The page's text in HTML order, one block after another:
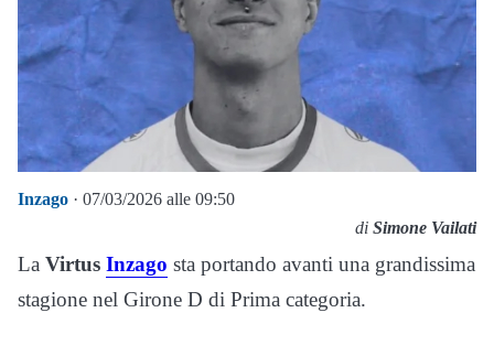
Inzago · 07/03/2026 alle 09:50
di Simone Vailati
La Virtus Inzago sta portando avanti una grandissima
stagione nel Girone D di Prima categoria.